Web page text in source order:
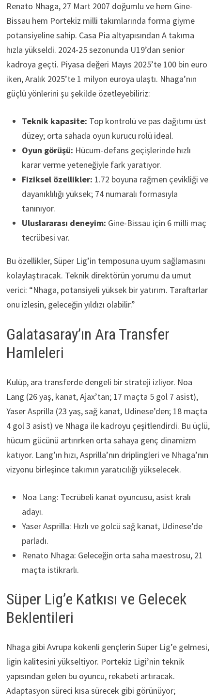
Renato Nhaga, 27 Mart 2007 doğumlu ve hem Gine-
Bissau hem Portekiz milli takımlarında forma giyme
potansiyeline sahip. Casa Pia altyapısından A takıma
hızla yükseldi. 2024-25 sezonunda U19’dan senior
kadroya geçti. Piyasa değeri Mayıs 2025’te 100 bin euro
iken, Aralık 2025’te 1 milyon euroya ulaştı. Nhaga’nın
güçlü yönlerini şu şekilde özetleyebiliriz:
Teknik kapasite: Top kontrolü ve pas dağıtımı üst
düzey; orta sahada oyun kurucu rolü ideal.
Oyun görüşü: Hücum-defans geçişlerinde hızlı
karar verme yeteneğiyle fark yaratıyor.
Fiziksel özellikler: 1.72 boyuna rağmen çevikliği ve
dayanıklılığı yüksek; 74 numaralı formasıyla
tanınıyor.
Uluslararası deneyim: Gine-Bissau için 6 milli maç
tecrübesi var.
Bu özellikler, Süper Lig’in temposuna uyum sağlamasını
kolaylaştıracak. Teknik direktörün yorumu da umut
verici: “Nhaga, potansiyeli yüksek bir yatırım. Taraftarlar
onu izlesin, geleceğin yıldızı olabilir.”
Galatasaray’ın Ara Transfer
Hamleleri
Kulüp, ara transferde dengeli bir strateji izliyor. Noa
Lang (26 yaş, kanat, Ajax’tan; 17 maçta 5 gol 7 asist),
Yaser Asprilla (23 yaş, sağ kanat, Udinese’den; 18 maçta
4 gol 3 asist) ve Nhaga ile kadroyu çeşitlendirdi. Bu üçlü,
hücum gücünü artırırken orta sahaya genç dinamizm
katıyor. Lang’ın hızı, Asprilla’nın driplingleri ve Nhaga’nın
vizyonu birleşince takımın yaratıcılığı yükselecek.
Noa Lang: Tecrübeli kanat oyuncusu, asist kralı
adayı.
Yaser Asprilla: Hızlı ve golcü sağ kanat, Udinese’de
parladı.
Renato Nhaga: Geleceğin orta saha maestrosu, 21
maçta istikrarlı.
Süper Lig’e Katkısı ve Gelecek
Beklentileri
Nhaga gibi Avrupa kökenli gençlerin Süper Lig’e gelmesi,
ligin kalitesini yükseltiyor. Portekiz Ligi’nin teknik
yapısından gelen bu oyuncu, rekabeti artıracak.
Adaptasyon süreci kısa sürecek gibi görünüyor;